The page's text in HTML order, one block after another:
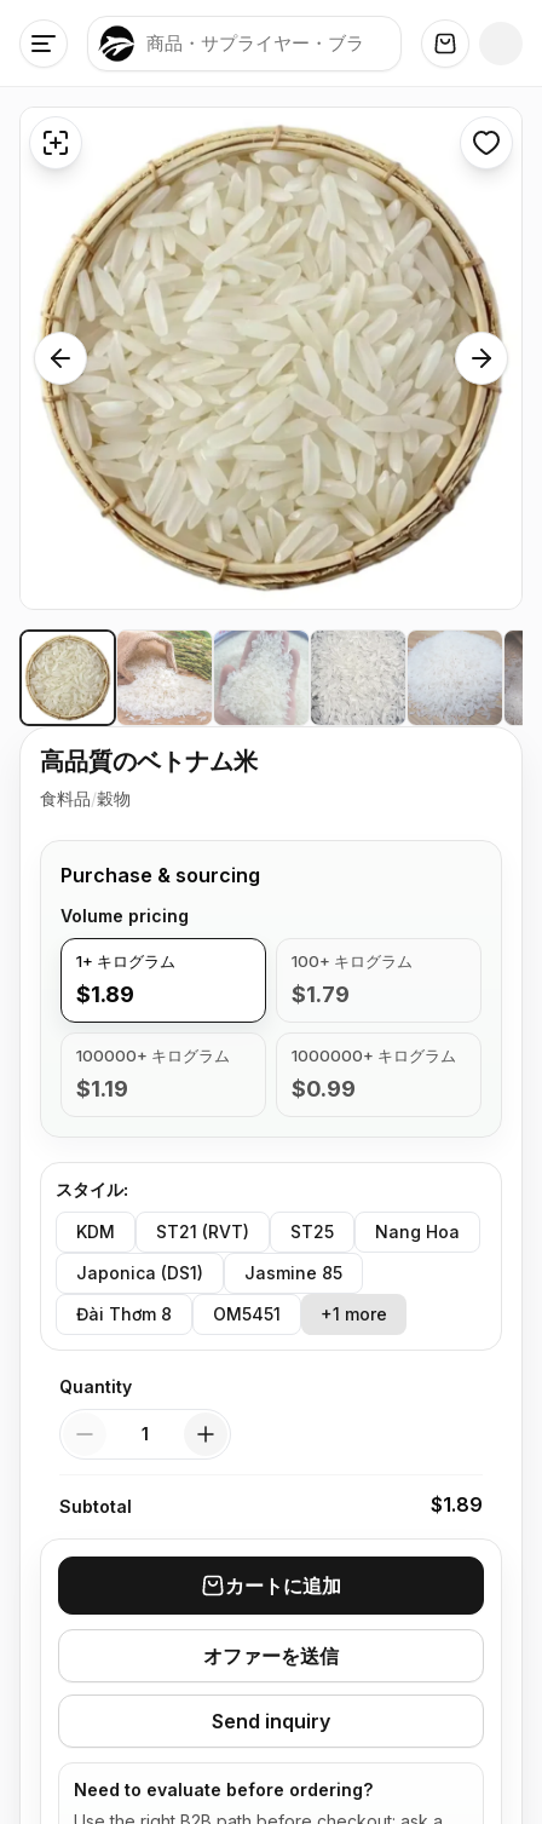
高品質のベトナム米
食料品/穀物
Purchase & sourcing
Volume pricing
1+ キログラム
$1.89
100+ キログラム
$1.79
100000+ キログラム
$1.19
1000000+ キログラム
$0.99
スタイル:
KDM ST21 (RVT) ST25
Nang Hoa
Japonica (DS1)
Jasmine 85
Đài Thơm 8
OM5451 +1 more
Quantity
Quantity
Subtotal $1.89
カートに追加
オファーを送信
Send inquiry
Need to evaluate before ordering?